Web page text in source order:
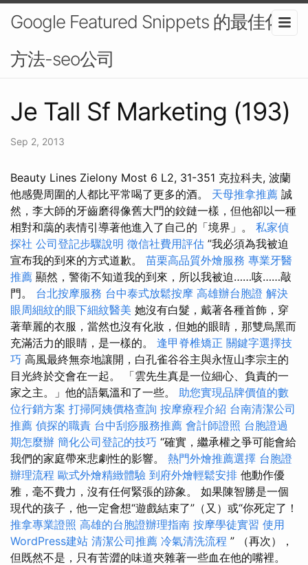
Google Featured Snippets 的最佳化
方法-seo公司
Je Tall Sf Marketing (193)
Sep 2, 2013
Beauty Lines Zielony Most 6 L2, 31-351 克拉科夫, 波蘭
他感覺周圍的人都比平常喝了更多的酒。 天母推拿推薦 誠
然，李大師的牙齒磨得像舊大門的鉸鏈一樣，但他卻以一種
相對和藹的表情引導著他進入了自己的「境界」。 私家偵
探社 公司登記步驟說明 徵信社費用評估 ”我必須為我被迫
宣布我的到來的方式道歉。 苗栗高品質外燴服務 專業牙醫
推薦 顯然，警衛不知道我的到來，所以我被迫……咳……敲
門。 台北按摩服務 台中泰式放鬆按摩 高雄辦台胞證 解決
眼周細紋的眼下細紋醫美 她沒有白髮，戴著各種首飾，穿
著華麗的衣服，當然也沒有化妝，但她的眼睛，那雙烏黑而
充滿活力的眼睛，是一樣的。 逢甲脊椎矯正 關鍵字選擇技
巧 高風最終無奈地讓開，白孔雀谷谷主與永恆山李宗主的
目光終於交會在一起。 「雲先生真是一位細心、負責的一
家之主。」他的語氣溫和了一些。 助您實現品牌價值的數
位行銷方案 打掃阿姨價格查詢 按摩療程介紹 台南清潔公司
推薦 偵探的職責 台中刮痧服務推薦 會計師證照 台胞證過
期怎麼辦 簡化公司登記的技巧 “確實，繼承權之爭可能會給
我們的家庭帶來悲劇性的影響。 熱門外燴推薦選擇 台胞證
辦理流程 歐式外燴精緻體驗 到府外燴輕鬆安排 他動作優
雅，毫不費力，沒有任何緊張的跡象。 如果陳智勝是一個
現代的孩子，他一定會想“遊戲結束了”（又）或“你死定了！
推拿專業證照 高雄的台胞證辦理指南 按摩學徒實習 使用
WordPress建站 清潔公司推薦 冷氣清洗流程 ” （再次），
但既然不是，只有苦澀的味道夾雜著一些血在他的嘴裡。